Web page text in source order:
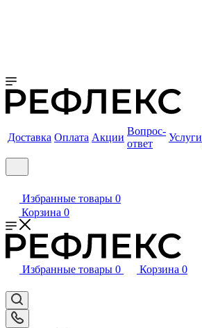
Доставка Оплата Акции
Вопрос-
ответ
Услуги
Избранные товары 0
Корзина 0
Избранные товары 0 Корзина 0